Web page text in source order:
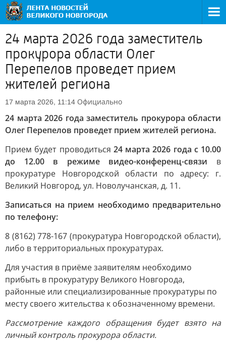
24 марта 2026 года заместитель
прокурора области Олег
Перепелов проведет прием
жителей региона
17 марта 2026, 11:14 Официально
24 марта 2026 года заместитель прокурора области
Олег Перепелов проведет прием жителей региона.
Прием будет проводиться 24 марта 2026 года с 10.00
до 12.00 в режиме видео-конференц-связи в
прокуратуре Новгородской области по адресу: г.
Великий Новгород, ул. Новолучанская, д. 11.
Записаться на прием необходимо предварительно
по телефону:
8 (8162) 778-167 (прокуратура Новгородской области),
либо в территориальных прокуратурах.
Для участия в приёме заявителям необходимо
прибыть в прокуратуру Великого Новгорода,
районные или специализированные прокуратуры по
месту своего жительства к обозначенному времени.
Рассмотрение каждого обращения будет взято на
личный контроль прокурора области.